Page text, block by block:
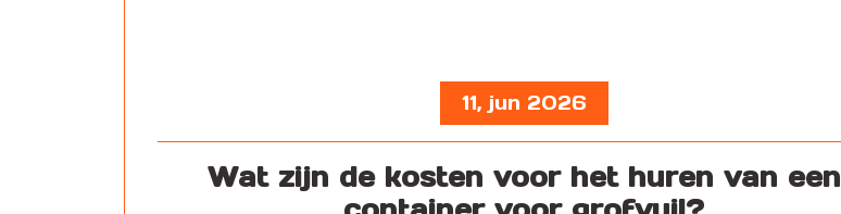
11, jun 2026
Wat zijn de kosten voor het huren van een